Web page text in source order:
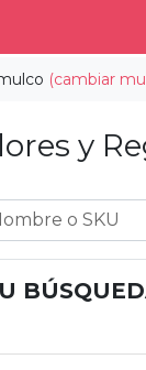
(cambiar
y